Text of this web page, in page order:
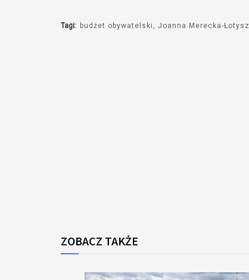
Tagi: budżet obywatelski Joanna Merecka-Łotysz
ZOBACZ TAKŻE